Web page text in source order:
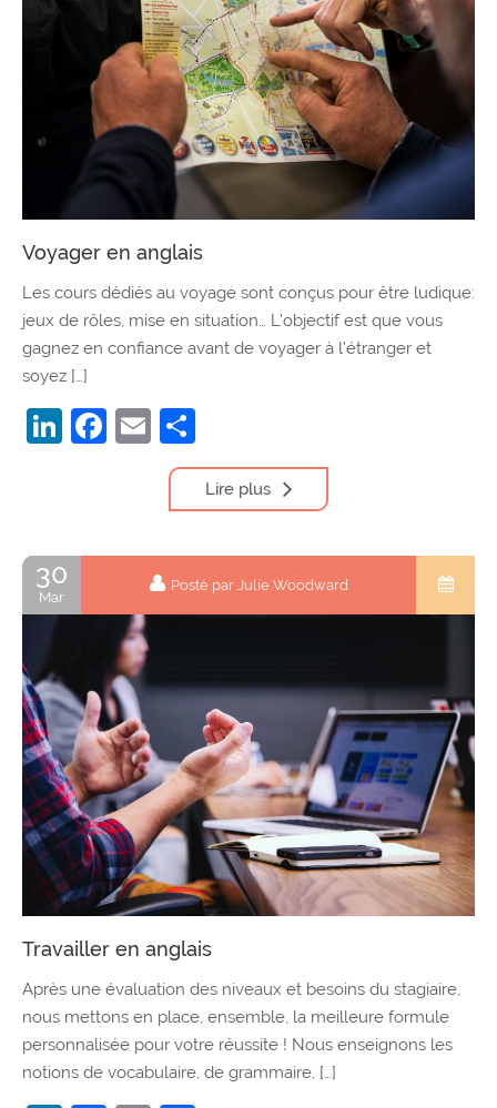
Voyager en anglais
Les cours dédiés au voyage sont conçus pour être ludique:
jeux de rôles, mise en situation… L’objectif est que vous
gagnez en confiance avant de voyager à l’étranger et
soyez […]
LinkedIn
Facebook
Email
Lire plus
30
Mar
Posté par Julie Woodward
Travailler en anglais
Après une évaluation des niveaux et besoins du stagiaire,
nous mettons en place, ensemble, la meilleure formule
personnalisée pour votre réussite ! Nous enseignons les
notions de vocabulaire, de grammaire, […]